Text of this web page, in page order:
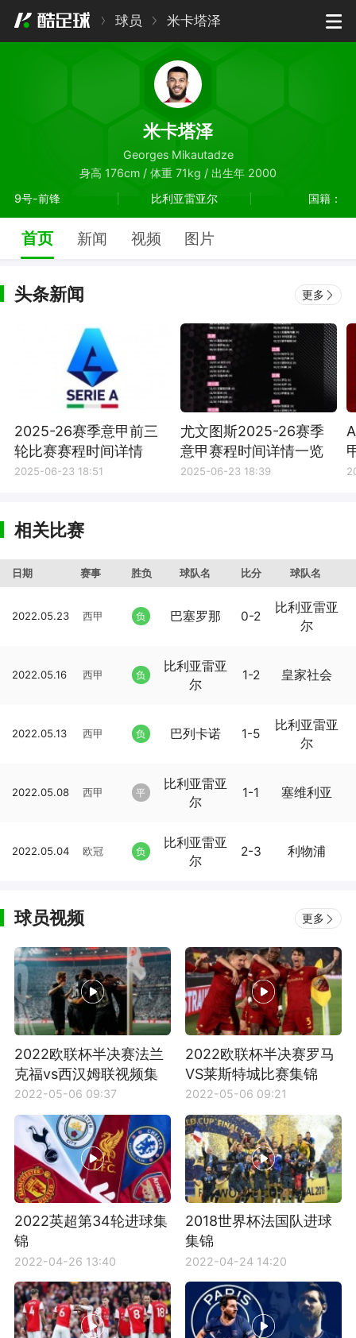
球员 米卡塔泽
米卡塔泽
Georges Mikautadze
身高 176cm / 体重 71kg / 出生年 2000
9号-前锋
比利亚雷亚尔 国籍：
首页 新闻 视频 图片
头条新闻 更多
2025-26赛季意甲前三
轮比赛赛程时间详情
2025-06-23 18:51
尤文图斯2025-26赛季
意甲赛程时间详情一览
2025-06-23 18:39
相关比赛
日期 赛事 胜负 球队名 比分 球队名
2022.05.23 西甲 负 巴塞罗那 0-2
比利亚雷亚
尔
2022.05.16 西甲 负
比利亚雷亚
尔
1-2 皇家社会
2022.05.13 西甲 负 巴列卡诺 1-5
比利亚雷亚
尔
2022.05.08 西甲 平
比利亚雷亚
尔
1-1 塞维利亚
2022.05.04 欧冠 负
比利亚雷亚
尔
2-3 利物浦
球员视频 更多
2022欧联杯半决赛法兰
克福vs西汉姆联视频集
锦
2022-05-06 09:37
2022欧联杯半决赛罗马
VS莱斯特城比赛集锦
2022-05-06 09:21
2022英超第34轮进球集
锦
2022-04-26 13:40
2018世界杯法国队进球
集锦
2022-04-24 14:20